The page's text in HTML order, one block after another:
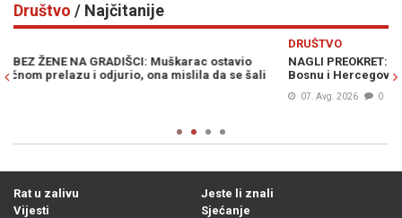
Društvo / Najčitanije
NAGLI PREOKRET: AccuWeather objavio vremensku prognozu za
Bosnu i Hercegovinu...
Rat u zalivu
Vijesti
Jeste li znali
Sjećanje